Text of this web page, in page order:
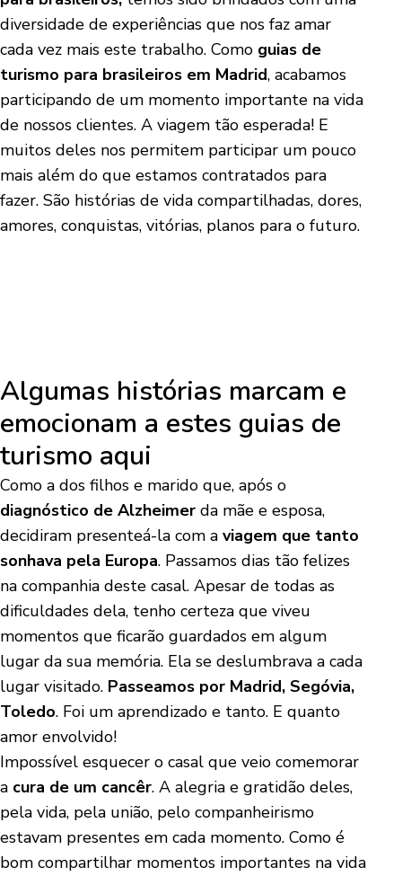
diversidade de experiências que nos faz amar
cada vez mais este trabalho. Como guias de
turismo para brasileiros em Madrid, acabamos
participando de um momento importante na vida
de nossos clientes. A viagem tão esperada! E
muitos deles nos permitem participar um pouco
mais além do que estamos contratados para
fazer. São histórias de vida compartilhadas, dores,
amores, conquistas, vitórias, planos para o futuro.
Algumas histórias marcam e
emocionam a estes guias de
turismo aqui
Como a dos filhos e marido que, após o
diagnóstico de Alzheimer da mãe e esposa,
decidiram presenteá-la com a viagem que tanto
sonhava pela Europa. Passamos dias tão felizes
na companhia deste casal. Apesar de todas as
dificuldades dela, tenho certeza que viveu
momentos que ficarão guardados em algum
lugar da sua memória. Ela se deslumbrava a cada
lugar visitado. Passeamos por Madrid, Segóvia,
Toledo. Foi um aprendizado e tanto. E quanto
amor envolvido!
Impossível esquecer o casal que veio comemorar
a cura de um cancêr. A alegria e gratidão deles,
pela vida, pela união, pelo companheirismo
estavam presentes em cada momento. Como é
bom compartilhar momentos importantes na vida